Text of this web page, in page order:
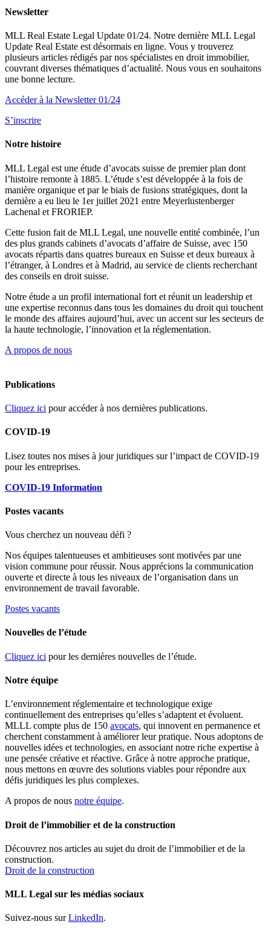
Newsletter
MLL Real Estate Legal Update 01/24. Notre dernière MLL Legal
Update Real Estate est désormais en ligne. Vous y trouverez
plusieurs articles rédigés par nos spécialistes en droit immobilier,
couvrant diverses thématiques d’actualité. Nous vous en souhaitons
une bonne lecture.
Accéder à la Newsletter 01/24
S’inscrire
Notre histoire
MLL Legal est une étude d’avocats suisse de premier plan dont
l’histoire remonte à 1885. L’étude s’est développée à la fois de
manière organique et par le biais de fusions stratégiques, dont la
dernière a eu lieu le 1er juillet 2021 entre Meyerlustenberger
Lachenal et FRORIEP.
Cette fusion fait de MLL Legal, une nouvelle entité combinée, l’un
des plus grands cabinets d’avocats d’affaire de Suisse, avec 150
avocats répartis dans quatres bureaux en Suisse et deux bureaux à
l’étranger, à Londres et à Madrid, au service de clients recherchant
des conseils en droit suisse.
Notre étude a un profil international fort et réunit un leadership et
une expertise reconnus dans tous les domaines du droit qui touchent
le monde des affaires aujourd’hui, avec un accent sur les secteurs de
la haute technologie, l’innovation et la réglementation.
A propos de nous
Publications
Cliquez ici pour accéder à nos dernières publications.
COVID-19
Lisez toutes nos mises à jour juridiques sur l’impact de COVID-19
pour les entreprises.
COVID-19 Information
Postes vacants
Vous cherchez un nouveau défi ?
Nos équipes talentueuses et ambitieuses sont motivées par une
vision commune pour réussir. Nous apprécions la communication
ouverte et directe à tous les niveaux de l’organisation dans un
environnement de travail favorable.
Postes vacants
Nouvelles de l’étude
Cliquez ici pour les dernières nouvelles de l’étude.
Notre équipe
L’environnement réglementaire et technologique exige
continuellement des entreprises qu’elles s’adaptent et évoluent.
MLLL compte plus de 150 avocats, qui innovent en permanence et
cherchent constamment à améliorer leur pratique. Nous adoptons de
nouvelles idées et technologies, en associant notre riche expertise à
une pensée créative et réactive. Grâce à notre approche pratique,
nous mettons en œuvre des solutions viables pour répondre aux
défis juridiques les plus complexes.
A propos de nous notre équipe.
Droit de l’immobilier et de la construction
Découvrez nos articles au sujet du droit de l’immobilier et de la
construction.
Droit de la construction
MLL Legal sur les médias sociaux
Suivez-nous surLinkedIn.